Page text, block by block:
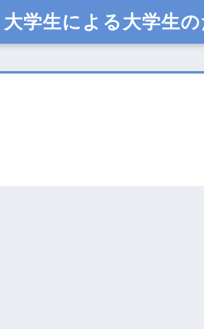
大学生による大学生